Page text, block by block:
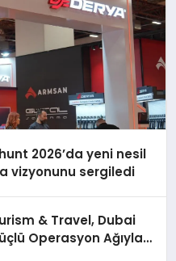
2026’da yeni nesil
vizyonunu sergiledi
& Travel, Dubai
Operasyon Ağıyla